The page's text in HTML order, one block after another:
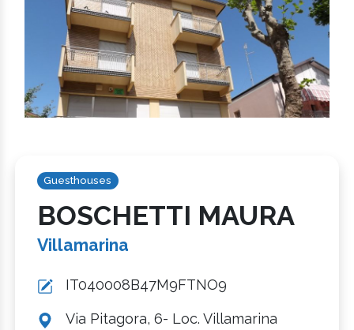
Guesthouses
BOSCHETTI MAURA
Villamarina
IT040008B47M9FTNO9
Via Pitagora, 6- Loc. Villamarina